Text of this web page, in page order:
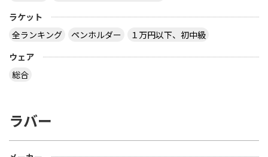
ラケット
全ランキング
ペンホルダー
１万円以下、初中級
ウェア
総合
ラバー